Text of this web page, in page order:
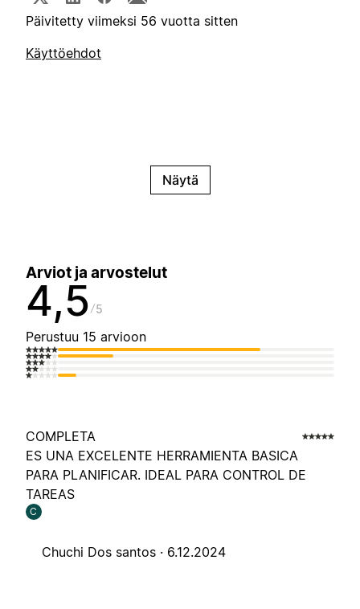
Päivitetty viimeksi 56 vuotta sitten
Käyttöehdot
Näytä
Arviot ja arvostelut
4,5 5
Perustuu 15 arvioon
COMPLETA
ES UNA EXCELENTE HERRAMIENTA BASICA
PARA PLANIFICAR. IDEAL PARA CONTROL DE
TAREAS
C
Chuchi Dos santos · 6.12.2024